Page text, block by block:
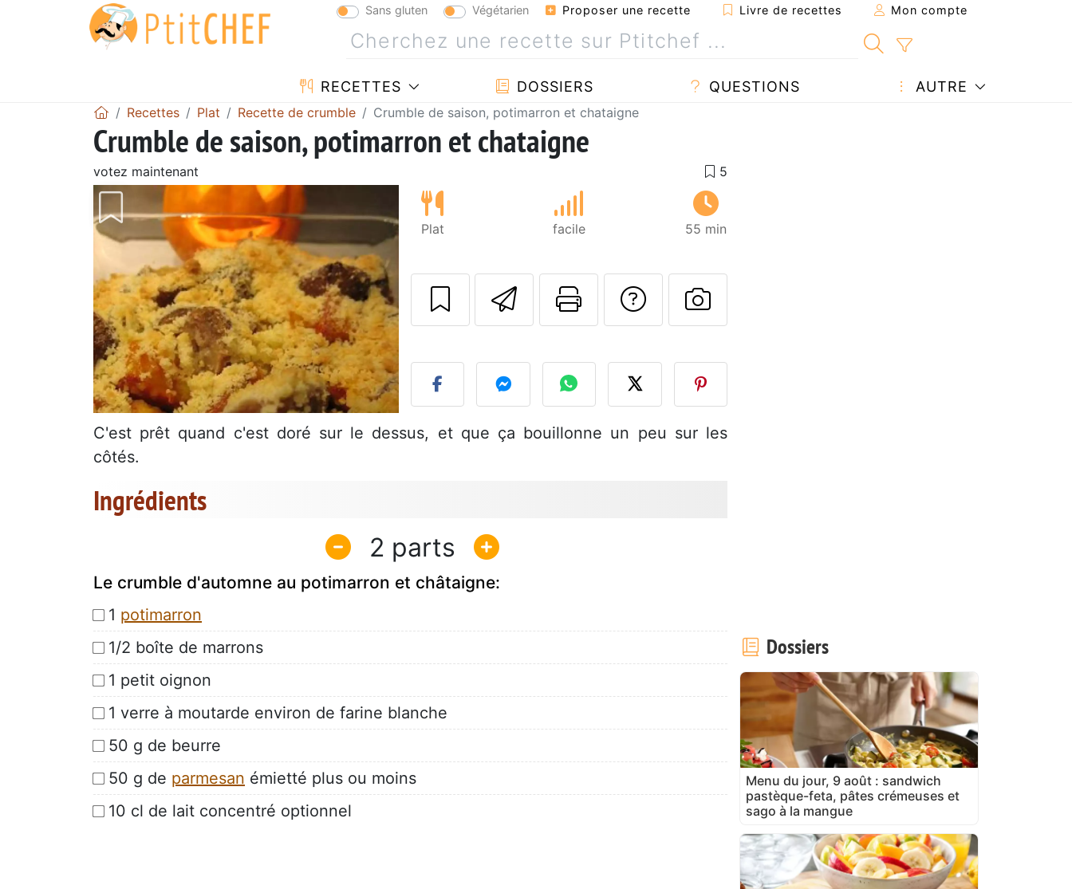
Sans gluten Végétarien Proposer une recette Livre de recettes Mon compte
RECETTES DOSSIERS QUESTIONS AUTRE
Recettes Plat Recette de crumble Crumble de saison, potimarron et chataigne
Crumble de saison, potimarron et chataigne
votez maintenant
Plat facile 55 min
Envoyer cette recette à un ami
Imprimer cette page
Poser une question à l'auteur
Publier votre photo de cette
C'est prêt quand c'est doré sur le dessus, et que ça bouillonne un peu sur les
côtés.
Ingrédients
2
Le crumble d'automne au potimarron et châtaigne:
1 potimarron
1/2 boîte de marrons
1 petit oignon
1 verre à moutarde environ de farine blanche
50 g de beurre
50 g de parmesan émietté plus ou moins
10 cl de lait concentré optionnel
Dossiers
Menu du jour, 9 août : sandwich
pastèque-feta, pâtes crémeuses et
sago à la mangue